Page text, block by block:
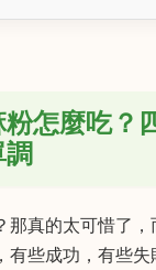
怎麼吃？
那真的太可惜了
有些成功，有些